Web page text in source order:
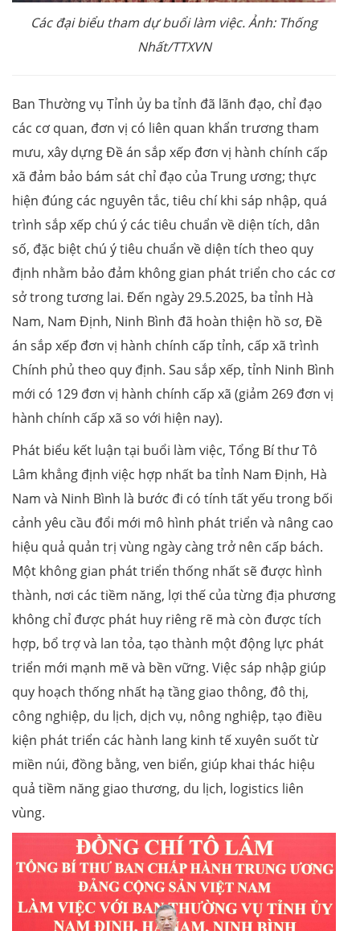
Các đại biểu tham dự buổi làm việc. Ảnh: Thống
Nhất/TTXVN
Ban Thường vụ Tỉnh ủy ba tỉnh đã lãnh đạo, chỉ đạo
các cơ quan, đơn vị có liên quan khẩn trương tham
mưu, xây dựng Đề án sắp xếp đơn vị hành chính cấp
xã đảm bảo bám sát chỉ đạo của Trung ương; thực
hiện đúng các nguyên tắc, tiêu chí khi sáp nhập, quá
trình sắp xếp chú ý các tiêu chuẩn về diện tích, dân
số, đặc biệt chú ý tiêu chuẩn về diện tích theo quy
định nhằm bảo đảm không gian phát triển cho các cơ
sở trong tương lai. Đến ngày 29.5.2025, ba tỉnh Hà
Nam, Nam Định, Ninh Bình đã hoàn thiện hồ sơ, Đề
án sắp xếp đơn vị hành chính cấp tỉnh, cấp xã trình
Chính phủ theo quy định. Sau sắp xếp, tỉnh Ninh Bình
mới có 129 đơn vị hành chính cấp xã (giảm 269 đơn vị
hành chính cấp xã so với hiện nay).
Phát biểu kết luận tại buổi làm việc, Tổng Bí thư Tô
Lâm khẳng định việc hợp nhất ba tỉnh Nam Định, Hà
Nam và Ninh Bình là bước đi có tính tất yếu trong bối
cảnh yêu cầu đổi mới mô hình phát triển và nâng cao
hiệu quả quản trị vùng ngày càng trở nên cấp bách.
Một không gian phát triển thống nhất sẽ được hình
thành, nơi các tiềm năng, lợi thế của từng địa phương
không chỉ được phát huy riêng rẽ mà còn được tích
hợp, bổ trợ và lan tỏa, tạo thành một động lực phát
triển mới mạnh mẽ và bền vững. Việc sáp nhập giúp
quy hoạch thống nhất hạ tầng giao thông, đô thị,
công nghiệp, du lịch, dịch vụ, nông nghiệp, tạo điều
kiện phát triển các hành lang kinh tế xuyên suốt từ
miền núi, đồng bằng, ven biển, giúp khai thác hiệu
quả tiềm năng giao thương, du lịch, logistics liên
vùng.